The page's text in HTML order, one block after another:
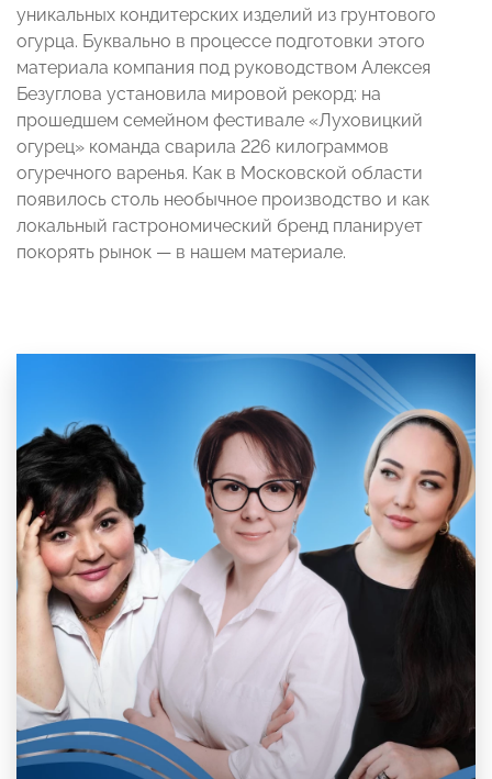
уникальных кондитерских изделий из грунтового
огурца. Буквально в процессе подготовки этого
материала компания под руководством Алексея
Безуглова установила мировой рекорд: на
прошедшем семейном фестивале «Луховицкий
огурец» команда сварила 226 килограммов
огуречного варенья. Как в Московской области
появилось столь необычное производство и как
локальный гастрономический бренд планирует
покорять рынок — в нашем материале.